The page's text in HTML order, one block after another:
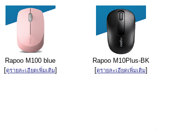
Rapoo M100 blue
[ดูรายละเอียดเพิ่มเติม]
Rapoo M10Plus-BK
[ดูรายละเอียดเพิ่มเติม]